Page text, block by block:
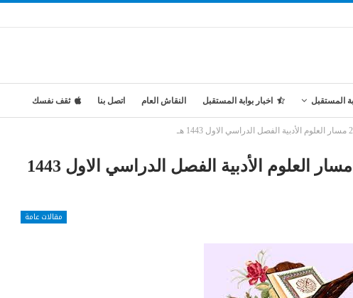
المستقبل اخبار بوابة المستقبل النقاش العام اتصل بنا ثقف نفسك
تحضير المستقبل مادة الفقه 2 مسار العلوم الأدبية الفصل الدراسي الاول 1443
مقالات عامة